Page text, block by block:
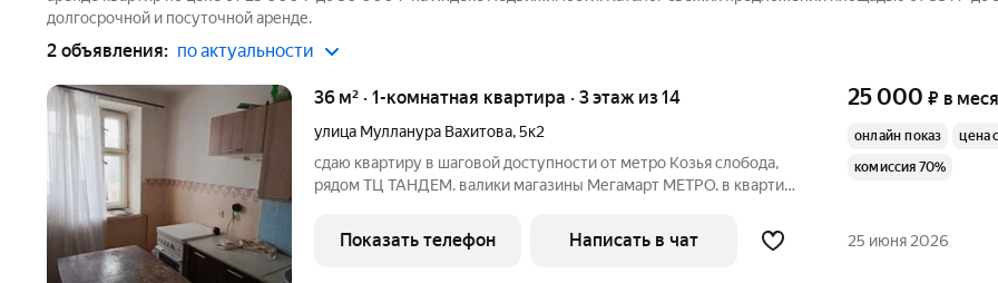
долгосрочной и посуточной аренде.
2 объявления: по актуальности
36 м² · 1-комнатная квартира · 3 этаж из 14
улица Мулланура Вахитова,5к2
сдаю квартиру в шаговой доступности от метро Козья слобода,
рядом ТЦ ТАНДЕМ. валики магазины Мегамарт МЕТРО. в квартире
Коммунальные услуги включены в стоимость арендной платы.
25 000 ₽ в
онлайн показ
цена
комиссия 70%
Показать телефон Написать в чат 25 июня 2026